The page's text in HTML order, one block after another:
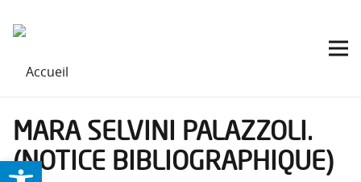
MARA SELVINI PALAZZOLI.
(NOTICE BIBLIOGRAPHIQUE)
Ouvrir la barre d’outils